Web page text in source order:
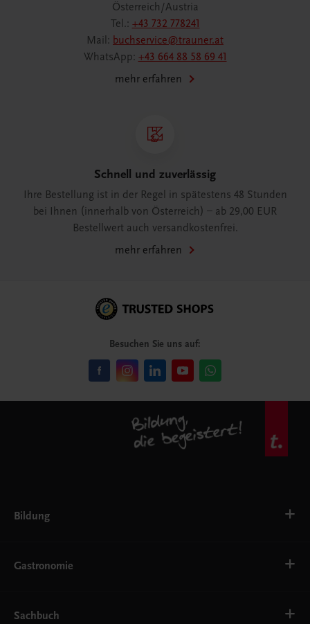
Österreich/Austria
Tel.: +43 732 778241
Mail: buchservice@trauner.at
WhatsApp: +43 664 88 58 69 41
mehr erfahren
Schnell und zuverlässig
Ihre Bestellung ist in der Regel in spätestens 48 Stunden
bei Ihnen (innerhalb von Österreich) – ab 29,00 EUR
Bestellwert auch versandkostenfrei.
mehr erfahren
Besuchen Sie uns auf:
Bildung
AHS
EWF/ZWF
FW
Gastronomie
Getränke
Sachbuch